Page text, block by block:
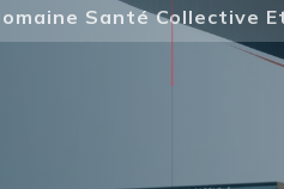
Santé Collective